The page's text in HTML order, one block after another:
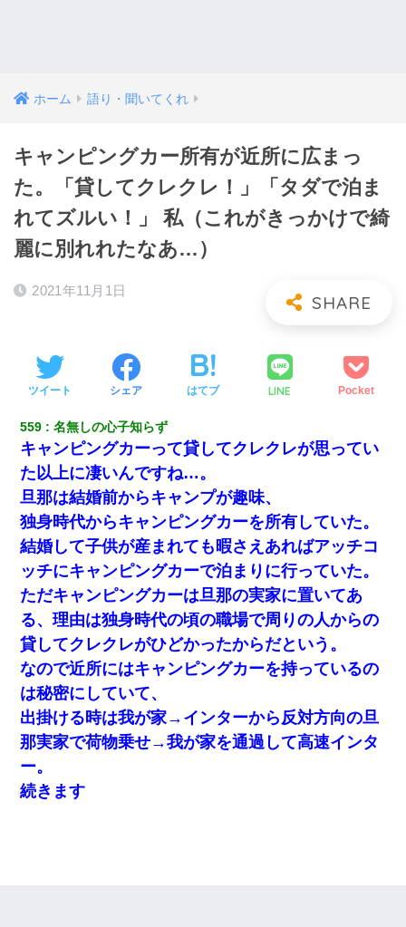
ホーム 語り・聞いてくれ
キャンピングカー所有が近所に広まっ
た。「貸してクレクレ！」「タダで泊ま
れてズルい！」 私（これがきっかけで綺
麗に別れれたなあ…）
2021年11月1日
ツイート シェア はてブ LINE Pocket
559 名無しの心子知らず
キャンピングカーって貸してクレクレが思ってい
た以上に凄いんですね…。
旦那は結婚前からキャンプが趣味、
独身時代からキャンピングカーを所有していた。
結婚して子供が産まれても暇さえあればアッチコ
ッチにキャンピングカーで泊まりに行っていた。
ただキャンピングカーは旦那の実家に置いてあ
る、理由は独身時代の頃の職場で周りの人からの
貸してクレクレがひどかったからだという。
なので近所にはキャンピングカーを持っているの
は秘密にしていて、
出掛ける時は我が家→インターから反対方向の旦
那実家で荷物乗せ→我が家を通過して高速インタ
ー。
続きます